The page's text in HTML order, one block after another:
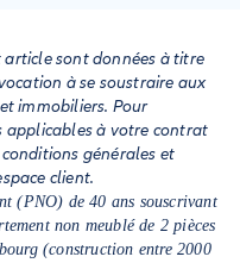
du locataire et répercuter
article sont données à titre
à se soustraire aux
immobiliers. Pour
applicables à votre contrat
générales et
client.
(PNO) de 40 ans souscrivant
non meublé de 2 pièces
(construction entre 2000